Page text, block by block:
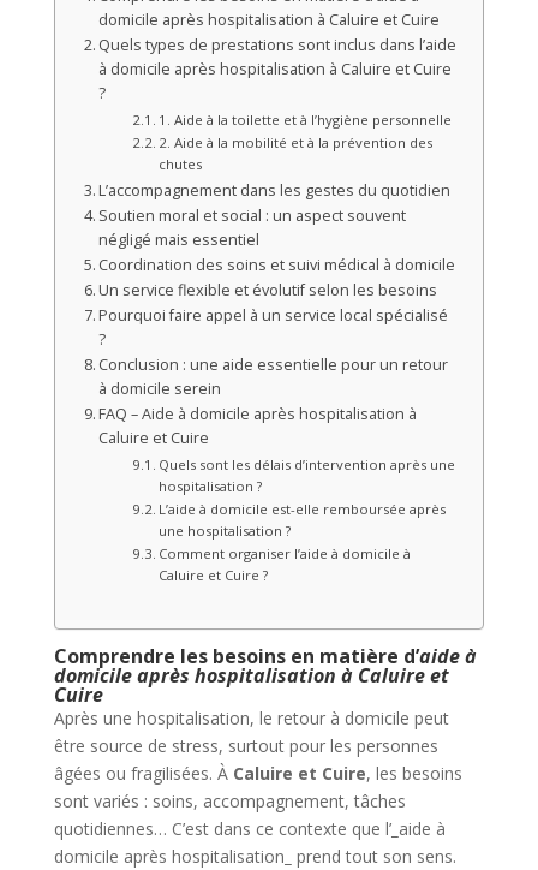
domicile après hospitalisation à Caluire et Cuire
Quels types de prestations sont inclus dans l’aide
à domicile après hospitalisation à Caluire et Cuire
?
1. Aide à la toilette et à l’hygiène personnelle
2. Aide à la mobilité et à la prévention des
chutes
L’accompagnement dans les gestes du quotidien
Soutien moral et social : un aspect souvent
négligé mais essentiel
Coordination des soins et suivi médical à domicile
Un service flexible et évolutif selon les besoins
Pourquoi faire appel à un service local spécialisé
?
Conclusion : une aide essentielle pour un retour
à domicile serein
FAQ – Aide à domicile après hospitalisation à
Caluire et Cuire
Quels sont les délais d’intervention après une
hospitalisation ?
L’aide à domicile est-elle remboursée après
une hospitalisation ?
Comment organiser l’aide à domicile à
Caluire et Cuire ?
Comprendre les besoins en matière d’aide à
domicile après hospitalisation à Caluire et
Cuire
Après une hospitalisation, le retour à domicile peut
être source de stress, surtout pour les personnes
âgées ou fragilisées. À Caluire et Cuire, les besoins
sont variés : soins, accompagnement, tâches
quotidiennes… C’est dans ce contexte que l’_ aide à
domicile après hospitalisation prend tout son sens.